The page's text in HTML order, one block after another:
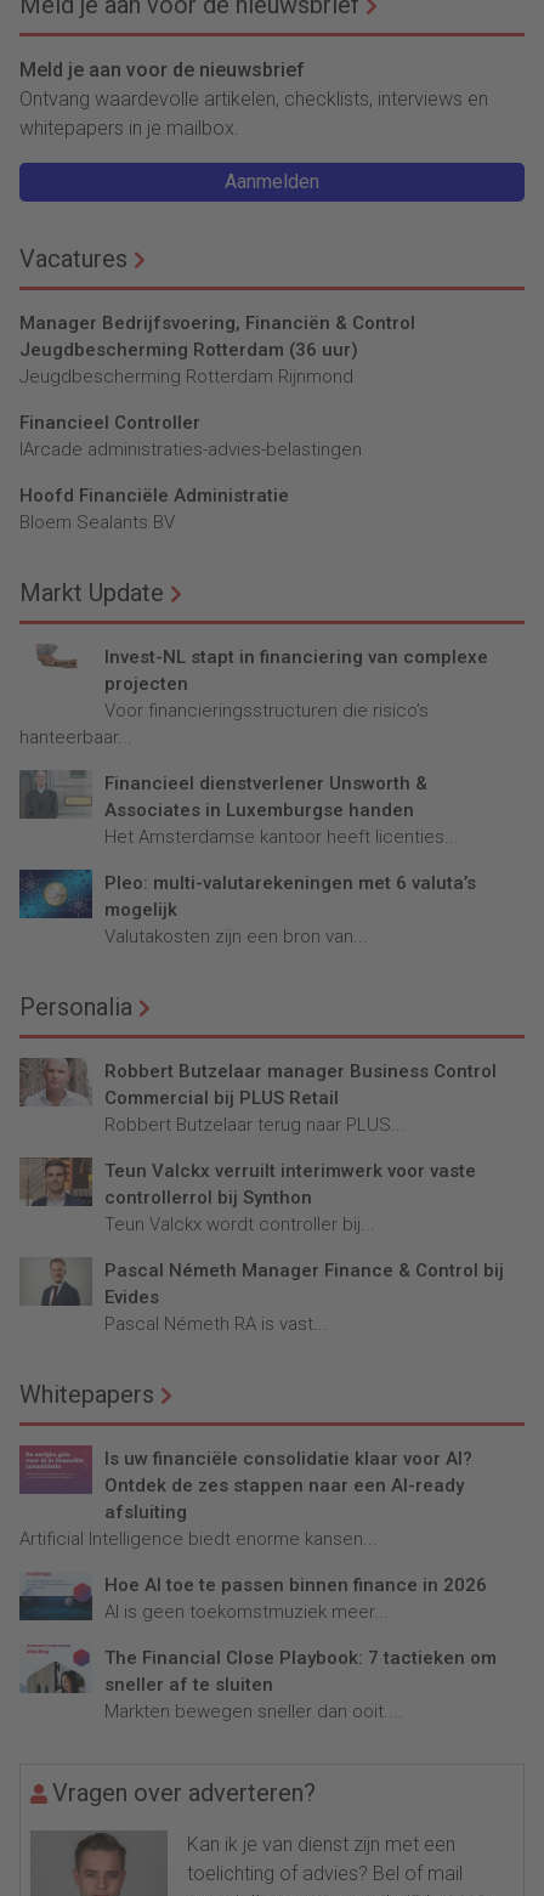
Meld je aan voor de nieuwsbrief
Ontvang waardevolle artikelen, checklists, interviews en
whitepapers in je mailbox.
Aanmelden
Vacatures
Manager Bedrijfsvoering, Financiën & Control
Jeugdbescherming Rotterdam (36 uur)
Jeugdbescherming Rotterdam Rijnmond
Financieel Controller
lArcade administraties-advies-belastingen
Hoofd Financiële Administratie
Bloem Sealants BV
Markt Update
Invest-NL stapt in financiering van complexe
projecten
Voor financieringsstructuren die risico’s
hanteerbaar...
Financieel dienstverlener Unsworth &
Associates in Luxemburgse handen
Het Amsterdamse kantoor heeft licenties...
Pleo: multi-valutarekeningen met 6 valuta’s
mogelijk
Valutakosten zijn een bron van...
Personalia
Robbert Butzelaar manager Business Control
Commercial bij PLUS Retail
Robbert Butzelaar terug naar PLUS...
Teun Valckx verruilt interimwerk voor vaste
controllerrol bij Synthon
Teun Valckx wordt controller bij...
Pascal Németh Manager Finance & Control bij
Evides
Pascal Németh RA is vast...
Whitepapers
Is uw financiële consolidatie klaar voor AI?
Ontdek de zes stappen naar een AI-ready
afsluiting
Artificial Intelligence biedt enorme kansen...
Hoe AI toe te passen binnen finance in 2026
AI is geen toekomstmuziek meer...
The Financial Close Playbook: 7 tactieken om
sneller af te sluiten
Markten bewegen sneller dan ooit....
Vragen over adverteren?
Kan ik je van dienst zijn met een
toelichting of advies? Bel of mail